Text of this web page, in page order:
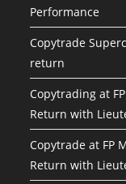
Performance
Copytrade
return
Copytrading at
Return with
Copytrade at FP
Return with